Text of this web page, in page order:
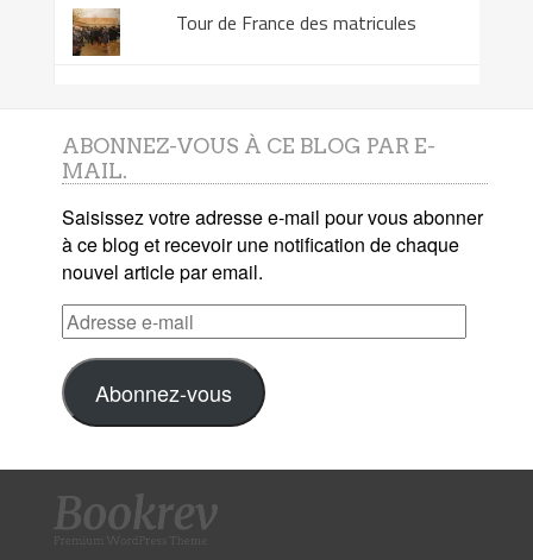
Tour de France des matricules
ABONNEZ-VOUS À CE BLOG PAR E-
MAIL.
Saisissez votre adresse e-mail pour vous abonner
à ce blog et recevoir une notification de chaque
nouvel article par email.
Adresse
e-
mail
Abonnez-vous